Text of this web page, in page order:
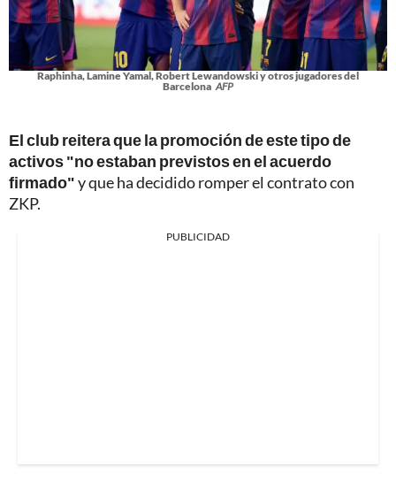
Raphinha, Lamine Yamal, Robert Lewandowski y otros jugadores del
Barcelona AFP
El club reitera que la promoción de este tipo de
activos "no estaban previstos en el acuerdo
firmado"y que ha decidido romper el contrato con
ZKP.
PUBLICIDAD